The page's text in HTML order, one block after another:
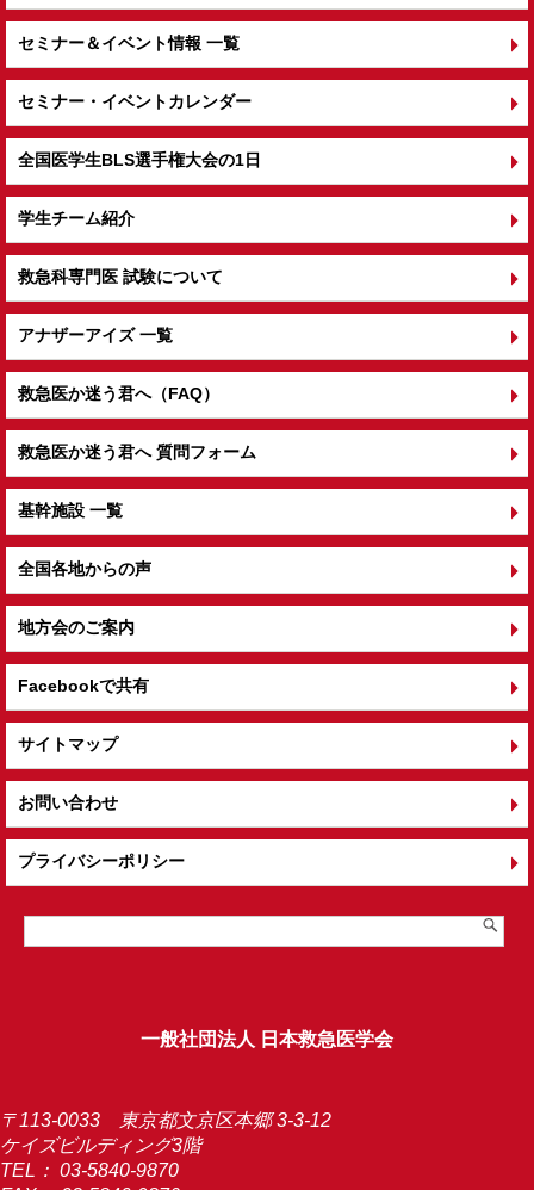
セミナー＆イベント情報 一覧
セミナー・イベントカレンダー
全国医学生BLS選手権大会の1日
学生チーム紹介
救急科専門医 試験について
アナザーアイズ 一覧
救急医か迷う君へ（FAQ）
救急医か迷う君へ 質問フォーム
基幹施設 一覧
全国各地からの声
地方会のご案内
Facebookで共有
サイトマップ
お問い合わせ
プライバシーポリシー
一般社団法人 日本救急医学会
〒113-0033 東京都文京区本郷 3-3-12
ケイズビルディング3階
TEL： 03-5840-9870